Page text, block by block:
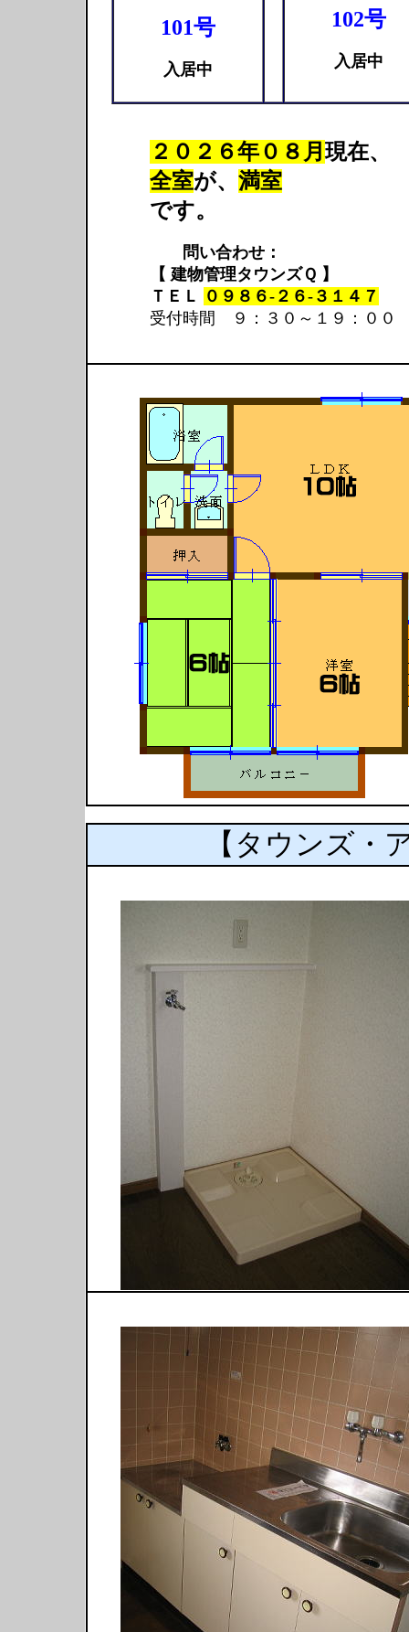
101号
入居中
102号
入居中
２０２６年０８月現在、
全室が、 満室
です。
問い合わせ：
【 建物管理タウンズＱ 】
ＴＥＬ
０９８６-２６-３１４７
受付時間 ９：３０～１９：００
【タウンズ・